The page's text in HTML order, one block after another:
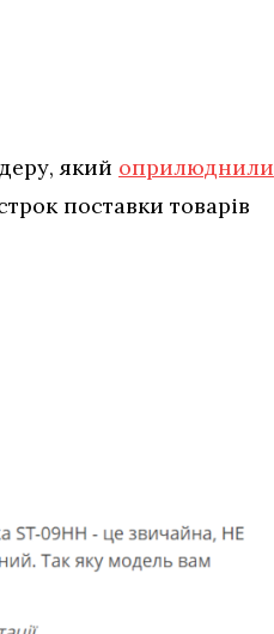
який оприлюднили
поставки товарів